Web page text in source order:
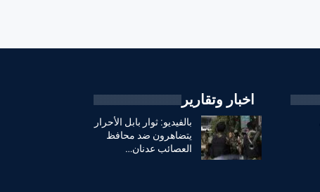
اخبار وتقارير
بالفيديو: ثوار بابل الأحرار
يتضاهرون ضد محافظ
العصائب عدنان…